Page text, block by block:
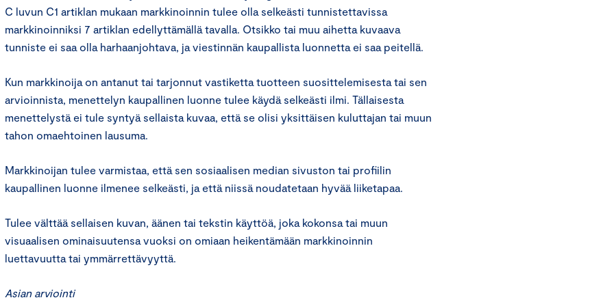
C luvun C1 artiklan mukaan markkinoinnin tulee olla selkeästi tunnistettavissa
markkinoinniksi 7 artiklan edellyttämällä tavalla. Otsikko tai muu aihetta kuvaava
tunniste ei saa olla harhaanjohtava, ja viestinnän kaupallista luonnetta ei saa peitellä.
Kun markkinoija on antanut tai tarjonnut vastiketta tuotteen suosittelemisesta tai sen
arvioinnista, menettelyn kaupallinen luonne tulee käydä selkeästi ilmi. Tällaisesta
menettelystä ei tule syntyä sellaista kuvaa, että se olisi yksittäisen kuluttajan tai muun
tahon omaehtoinen lausuma.
Markkinoijan tulee varmistaa, että sen sosiaalisen median sivuston tai profiilin
kaupallinen luonne ilmenee selkeästi, ja että niissä noudatetaan hyvää liiketapaa.
Tulee välttää sellaisen kuvan, äänen tai tekstin käyttöä, joka kokonsa tai muun
visuaalisen ominaisuutensa vuoksi on omiaan heikentämään markkinoinnin
luettavuutta tai ymmärrettävyyttä.
Asian arviointi